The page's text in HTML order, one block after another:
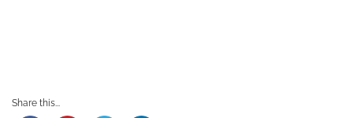
Share this...